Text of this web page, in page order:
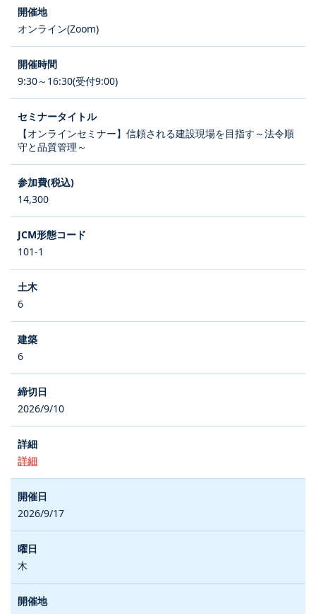
オンライン(Zoom)
9:30～16:30(受付9:00)
【オンラインセミナー】信頼される建設現場を目指す～法令順
守と品質管理～
14,300
101-1
6
6
2026/9/10
詳細
2026/9/17
木